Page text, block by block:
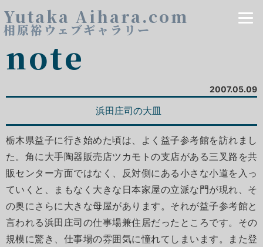
Yutaka Aihara.com
相原裕ウェブギャラリー
note
2007.05.09
浜田庄司の大皿
栃木県益子に行き始めた頃は、よく益子参考館を訪れまし
た。角に大手陶器販売店ツカモトの支店がある三叉路を共
販センター方面ではなく、反対側にある小さな小道を入っ
ていくと、まもなく大きな日本家屋の立派な門が現れ、そ
の奥にさらに大きな母屋があります。それが益子参考館と
言われる浜田庄司の仕事場兼住居だったところです。その
規模に驚き、仕事場の雰囲気に憧れてしまいます。また登